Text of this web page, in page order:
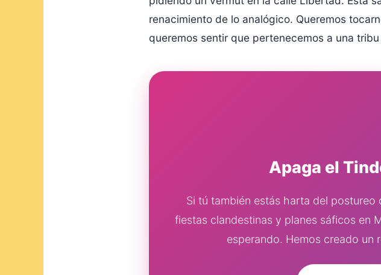
renacimiento de lo analógico. Queremos
queremos sentir que pertenecemos a una
Apaga el
Si tú también estás harta del
fiestas clandestinas y planes sáficos en
esperando. Hemos creado un